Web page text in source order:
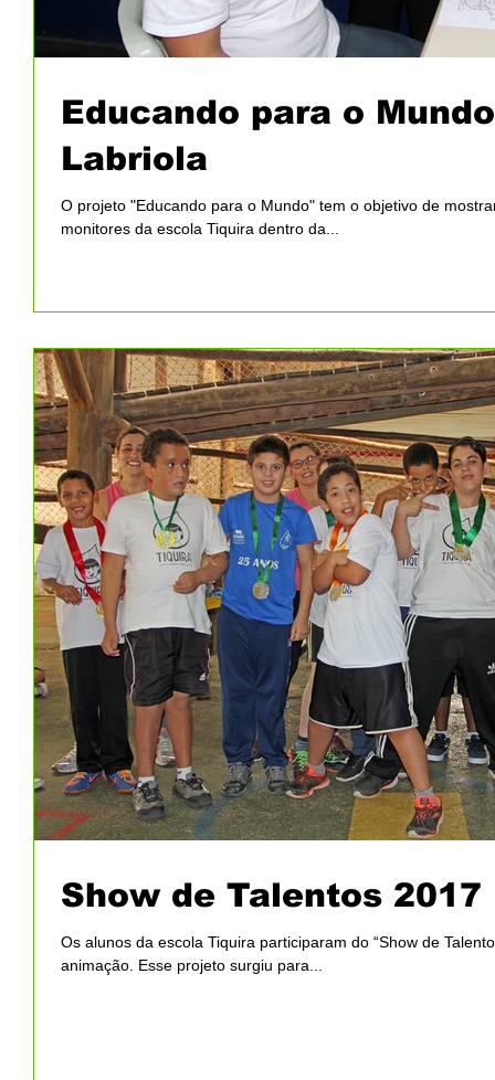
Educando para o
Labriola
O projeto "Educando para o Mundo" tem o objetivo de
monitores da escola Tiquira dentro da...
Show de Talentos 2017
Os alunos da escola Tiquira participaram do “Show de
animação. Esse projeto surgiu para...